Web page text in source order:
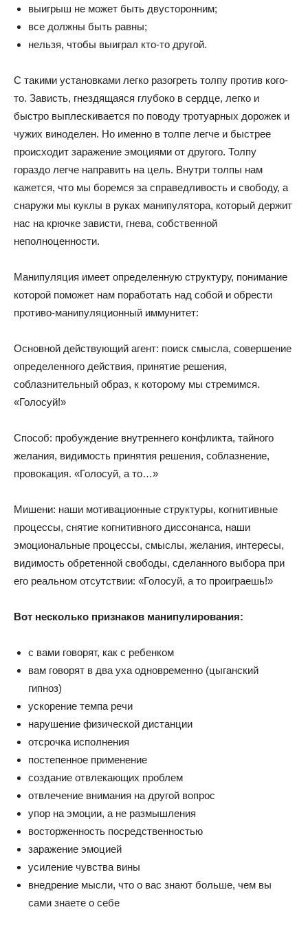
выигрыш не может быть двусторонним;
все должны быть равны;
нельзя, чтобы выиграл кто-то другой.
С такими установками легко разогреть толпу против кого-
то. Зависть, гнездящаяся глубоко в сердце, легко и
быстро выплескивается по поводу тротуарных дорожек и
чужих виноделен. Но именно в толпе легче и быстрее
происходит заражение эмоциями от другого. Толпу
гораздо легче направить на цель. Внутри толпы нам
кажется, что мы боремся за справедливость и свободу, а
снаружи мы куклы в руках манипулятора, который держит
нас на крючке зависти, гнева, собственной
неполноценности.
Манипуляция имеет определенную структуру, понимание
которой поможет нам поработать над собой и обрести
противо-манипуляционный иммунитет:
Основной действующий агент: поиск смысла, совершение
определенного действия, принятие решения,
соблазнительный образ, к которому мы стремимся.
«Голосуй!»
Способ: пробуждение внутреннего конфликта, тайного
желания, видимость принятия решения, соблазнение,
провокация. «Голосуй, а то…»
Мишени: наши мотивационные структуры, когнитивные
процессы, снятие когнитивного диссонанса, наши
эмоциональные процессы, смыслы, желания, интересы,
видимость обретенной свободы, сделанного выбора при
его реальном отсутствии: «Голосуй, а то проиграешь!»
Вот несколько признаков манипулирования:
с вами говорят, как с ребенком
вам говорят в два уха одновременно (цыганский
гипноз)
ускорение темпа речи
нарушение физической дистанции
отсрочка исполнения
постепенное применение
создание отвлекающих проблем
отвлечение внимания на другой вопрос
упор на эмоции, а не размышления
восторженность посредственностью
заражение эмоцией
усиление чувства вины
внедрение мысли, что о вас знают больше, чем вы
сами знаете о себе